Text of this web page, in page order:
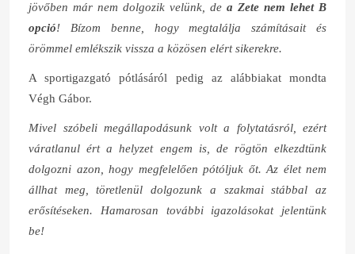
jövőben már nem dolgozik velünk, de a Zete nem lehet B
opció! Bízom benne, hogy megtalálja számításait és
örömmel emlékszik vissza a közösen elért sikerekre.
A sportigazgató pótlásáról pedig az alábbiakat mondta
Végh Gábor.
Mivel szóbeli megállapodásunk volt a folytatásról, ezért
váratlanul ért a helyzet engem is, de rögtön elkezdtünk
dolgozni azon, hogy megfelelően pótóljuk őt. Az élet nem
állhat meg, töretlenül dolgozunk a szakmai stábbal az
erősítéseken. Hamarosan további igazolásokat jelentünk
be!